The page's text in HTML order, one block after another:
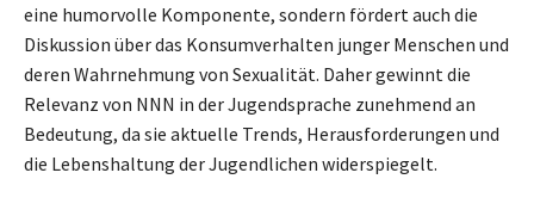
eine humorvolle Komponente, sondern fördert auch die
Diskussion über das Konsumverhalten junger Menschen und
deren Wahrnehmung von Sexualität. Daher gewinnt die
Relevanz von NNN in der Jugendsprache zunehmend an
Bedeutung, da sie aktuelle Trends, Herausforderungen und
die Lebenshaltung der Jugendlichen widerspiegelt.